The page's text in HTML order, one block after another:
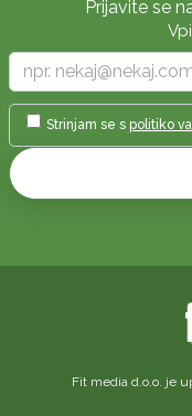
Prijavite se
Strinjam se s politiko
Fit media d.o.o. je